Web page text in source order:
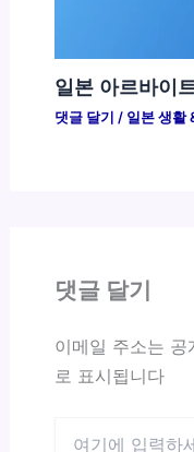
일본 아르바이
댓글 달기 / 일본 생활
댓글 달기
이메일 주소는
로 표시됩니다